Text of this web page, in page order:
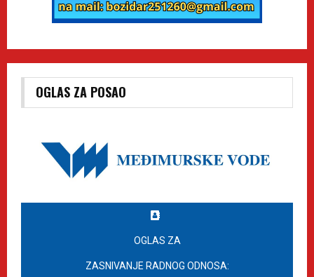
OGLAS ZA POSAO
OGLAS ZA
ZASNIVANJE RADNOG ODNOSA: